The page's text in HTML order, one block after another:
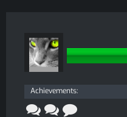
Achievements